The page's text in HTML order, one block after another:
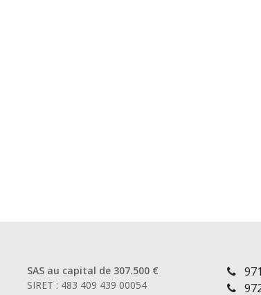
SAS au capital de 307.500 €
SIRET : 483 409 439 00054
971